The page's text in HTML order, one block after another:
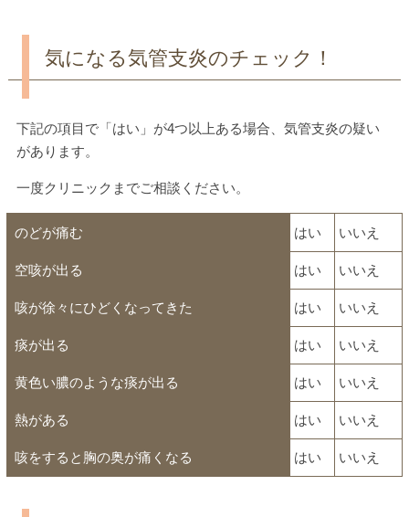
気になる気管支炎のチェック！
下記の項目で「はい」が4つ以上ある場合、気管支炎の疑い
があります。
一度クリニックまでご相談ください。
のどが痛む はい いいえ
空咳が出る はい いいえ
咳が徐々にひどくなってきた はい いいえ
痰が出る はい いいえ
黄色い膿のような痰が出る はい いいえ
熱がある はい いいえ
咳をすると胸の奥が痛くなる はい いいえ